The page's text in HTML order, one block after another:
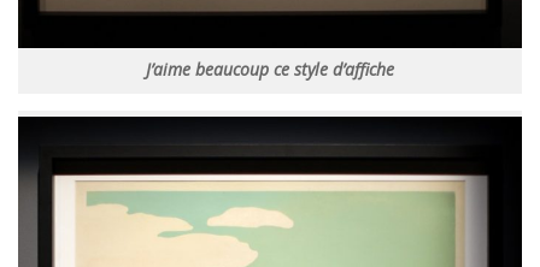
J’aime beaucoup ce style d’affiche